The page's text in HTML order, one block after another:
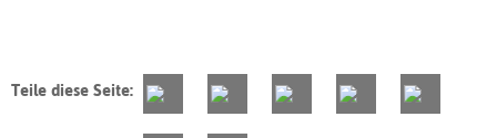
Teile diese Seite: